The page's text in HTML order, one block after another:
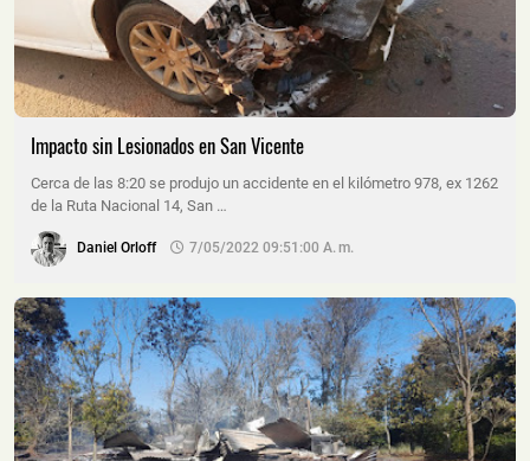
Impacto sin Lesionados en San Vicente
Cerca de las 8:20 se produjo un accidente en el kilómetro 978, ex 1262
de la Ruta Nacional 14, San …
Daniel Orloff 7/05/2022 09:51:00 A. M.